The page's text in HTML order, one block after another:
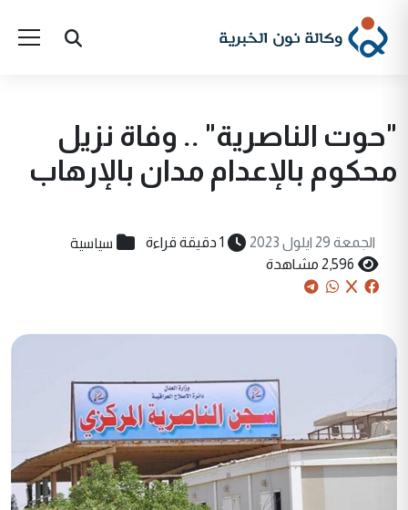
"حوت الناصرية" .. وفاة نزيل
محكوم بالإعدام مدان بالإرهاب
الجمعة 29 ايلول 2023 1 دقيقة قراءة سياسية
2,596 مشاهدة